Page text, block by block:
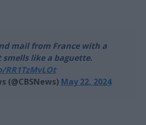
mail from France with a
like a baguette.
(@CBSNews) May 22, 2024